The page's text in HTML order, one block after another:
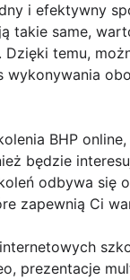
i efektywny
takie same,
temu,
BHP
będzie
odbywa się
zapewnią Ci
prezentacje